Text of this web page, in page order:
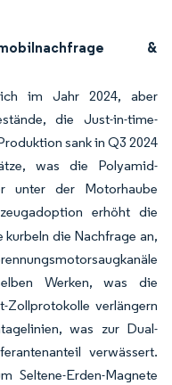
&
im Jahr 2024, aber
die Just-in-time-
sank in Q3 2024
was die Polyamid-
unter der Motorhaube
erhöht die
die Nachfrage an,
Werken, was die
Zollprotokolle verlängern
was zur Dual-
verwässert.
Seltene-Erden-Magnete